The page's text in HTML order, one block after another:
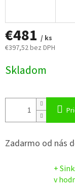
€481 / ks
€397,52 bez DPH
cena:
Skladom
Zadarmo od nás
+
v